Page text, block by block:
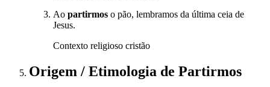
Ao partirmos o pão, lembramos da última ceia de
Jesus.
Contexto religioso cristão
Origem / Etimologia de Partirmos